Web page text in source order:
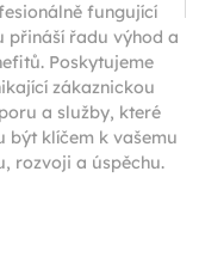
fungující
přináší řadu výhod a
Poskytujeme
zákaznickou
a služby, které
být klíčem k vašemu
rozvoji a úspěchu.